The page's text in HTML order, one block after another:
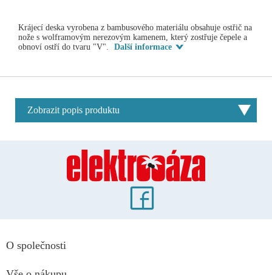
Krájecí deska vyrobena z bambusového materiálu obsahuje ostřič na
nože s wolframovým nerezovým kamenem, který zostřuje čepele a
obnoví ostří do tvaru "V".
Další informace
Zobrazit popis produktu
O společnosti